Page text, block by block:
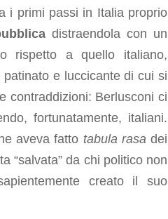
i primi passi in Italia proprio
distraendola con un
rispetto a quello italiano,
patinato e luccicante di cui si
contraddizioni: Berlusconi ci
fortunatamente, italiani.
aveva fatto tabula rasadei
“salvata” da chi politico non
creato il suo